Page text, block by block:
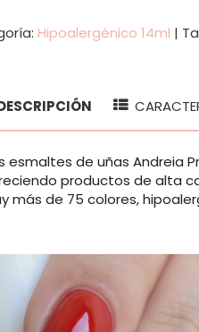
Hipoalergénico 14ml |
esmaltes de uñas Andreia
productos de alta
más de 75 colores,